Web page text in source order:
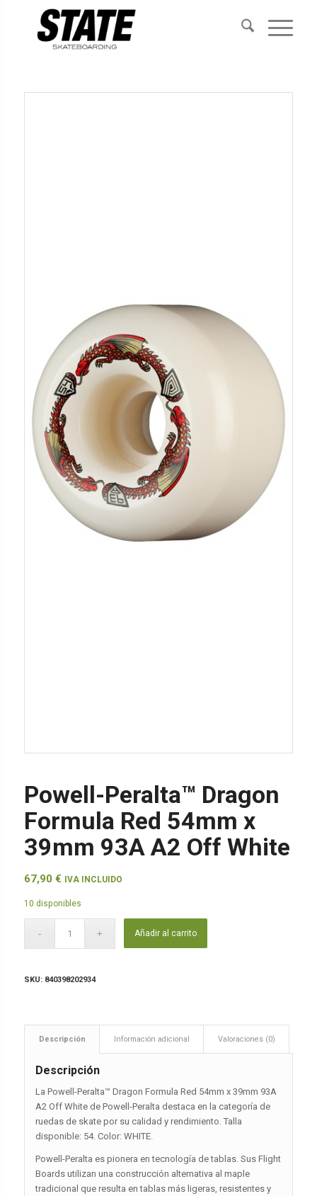
Powell-Peralta™ Dragon
Formula Red 54mm x
39mm 93A A2 Off White
67,90 € IVA INCLUIDO
10 disponibles
Añadir al carrito
SKU: 840398202934
Descripción Información adicional Valoraciones (0)
Descripción
La Powell-Peralta™ Dragon Formula Red 54mm x 39mm 93A
A2 Off White de Powell-Peralta destaca en la categoría de
ruedas de skate por su calidad y rendimiento. Talla
disponible: 54. Color: WHITE.
Powell-Peralta es pionera en tecnología de tablas. Sus Flight
Boards utilizan una construcción alternativa al maple
tradicional que resulta en tablas más ligeras, resistentes y